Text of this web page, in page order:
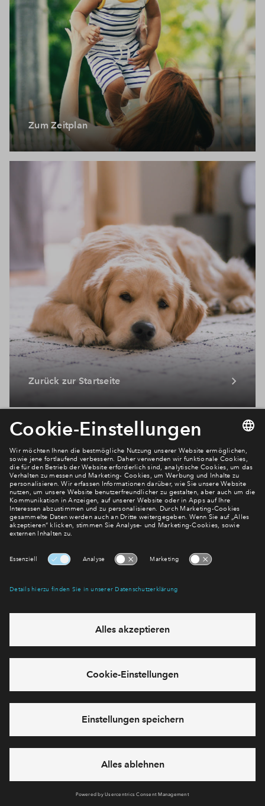
Zum Zeitplan
Zurück zur Startseite
Newsletter Anmeldung
Verpassen Sie zu diesem Wohnprojekt keine Neuigkeiten
mehr! Wir halten Sie auf dem Laufenden – mit unserem
regelmäßig erscheinenden Newsletter informieren wir Sie
über den Stand dieses und weiterer Neubauprojekte.
E-Mail-Adresse
Abonnieren
Möchten Sie wissen, was wir mit Ihren Daten machen? Klicken Sie hier
für unsereDatenschutzerklärung
Sie haben eine Frage? Dann rufen Sie uns gerne an (+49 69
50603738)oder hinterlassen Sie eine Nachricht über das
Formular:
Datenschutz